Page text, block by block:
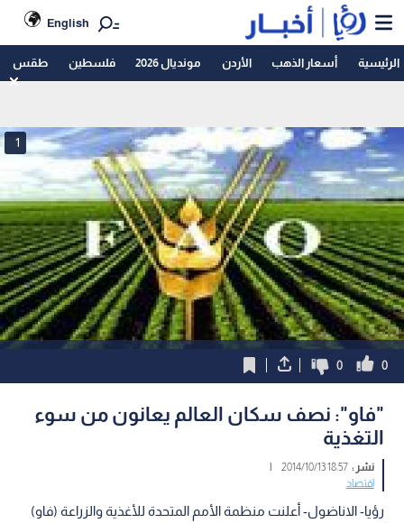
English
الرئيسية أسعار الذهب الأردن مونديال 2026 فلسطين طقس
1
0
0
"فاو": نصف سكان العالم يعانون من سوء
التغذية
نشر :18:57 2014/10/13
|
اقتصاد
رؤيا- الاناضول- أعلنت منظمة الأمم المتحدة للأغذية والزراعة (فاو)